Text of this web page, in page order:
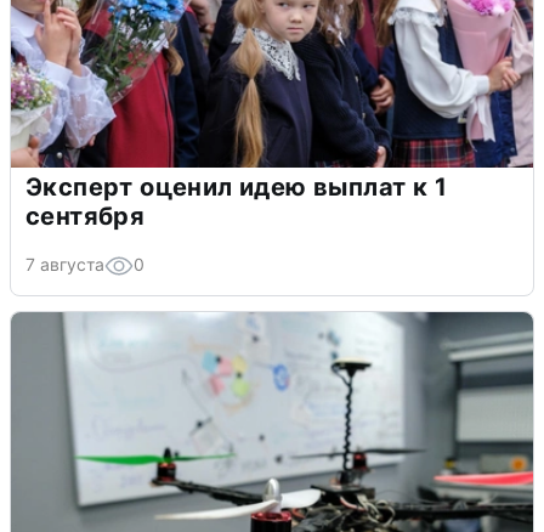
Эксперт оценил идею выплат к 1
сентября
7 августа 0